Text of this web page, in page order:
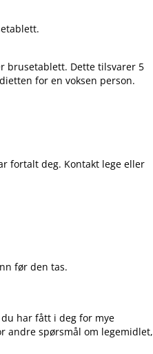
brusetablett. Dette tilsvarer 5
for en voksen person.
fortalt deg. Kontakt lege eller
før den tas.
har fått i deg for mye
andre spørsmål om legemidlet,